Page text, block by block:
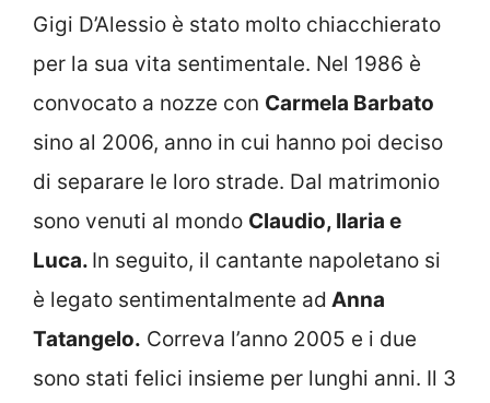
Gigi D’Alessio è stato molto chiacchierato
per la sua vita sentimentale. Nel 1986 è
convocato a nozze con Carmela Barbato
sino al 2006, anno in cui hanno poi deciso
di separare le loro strade. Dal matrimonio
sono venuti al mondo Claudio, Ilaria e
Luca. In seguito, il cantante napoletano si
è legato sentimentalmente ad Anna
Tatangelo. Correva l’anno 2005 e i due
sono stati felici insieme per lunghi anni. Il 3